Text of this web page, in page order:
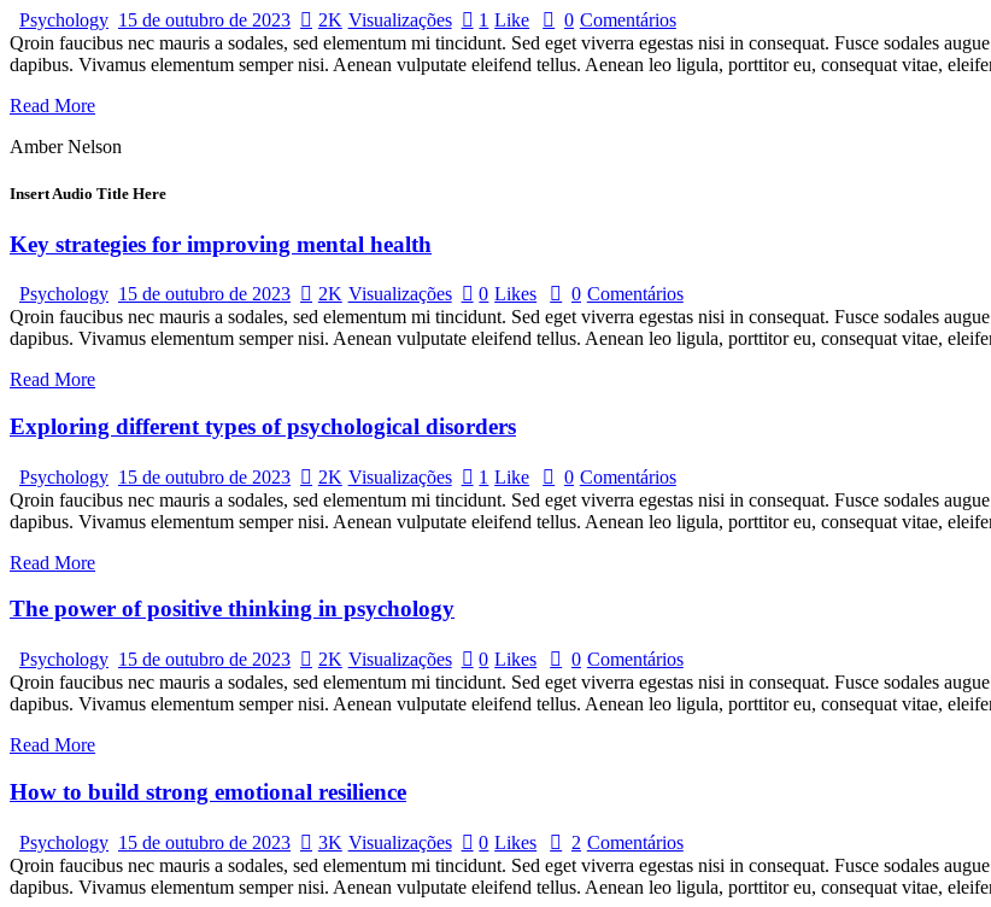
Psychology 15 de outubro de 2023 2K Visualizações 1 Like 0 Comentários
Qroin faucibus nec mauris a sodales, sed elementum mi tincidunt. Sed eget viverra egestas nisi in consequat. Fusce sodales
dapibus. Vivamus elementum semper nisi. Aenean vulputate eleifend tellus. Aenean leo ligula, porttitor eu, consequat vitae,
Read More
Amber Nelson
Insert Audio Title Here
Key strategies for improving mental health
Psychology 15 de outubro de 2023 2K Visualizações 0 Likes 0 Comentários
Qroin faucibus nec mauris a sodales, sed elementum mi tincidunt. Sed eget viverra egestas nisi in consequat. Fusce sodales
dapibus. Vivamus elementum semper nisi. Aenean vulputate eleifend tellus. Aenean leo ligula, porttitor eu, consequat vitae,
Read More
Exploring different types of psychological disorders
Psychology 15 de outubro de 2023 2K Visualizações 1 Like 0 Comentários
Qroin faucibus nec mauris a sodales, sed elementum mi tincidunt. Sed eget viverra egestas nisi in consequat. Fusce sodales
dapibus. Vivamus elementum semper nisi. Aenean vulputate eleifend tellus. Aenean leo ligula, porttitor eu, consequat vitae,
Read More
The power of positive thinking in psychology
Psychology 15 de outubro de 2023 2K Visualizações 0 Likes 0 Comentários
Qroin faucibus nec mauris a sodales, sed elementum mi tincidunt. Sed eget viverra egestas nisi in consequat. Fusce sodales
dapibus. Vivamus elementum semper nisi. Aenean vulputate eleifend tellus. Aenean leo ligula, porttitor eu, consequat vitae,
Read More
How to build strong emotional resilience
Psychology 15 de outubro de 2023 3K Visualizações 0 Likes 2 Comentários
Qroin faucibus nec mauris a sodales, sed elementum mi tincidunt. Sed eget viverra egestas nisi in consequat. Fusce sodales
dapibus. Vivamus elementum semper nisi. Aenean vulputate eleifend tellus. Aenean leo ligula, porttitor eu, consequat vitae,